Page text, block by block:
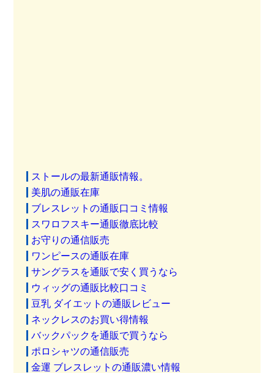
ストールの最新通販情報。
美肌の通販在庫
ブレスレットの通販口コミ情報
スワロフスキー通販徹底比較
お守りの通信販売
ワンピースの通販在庫
サングラスを通販で安く買うなら
ウィッグの通販比較口コミ
豆乳 ダイエットの通販レビュー
ネックレスのお買い得情報
バックパックを通販で買うなら
ポロシャツの通信販売
金運 ブレスレットの通販濃い情報